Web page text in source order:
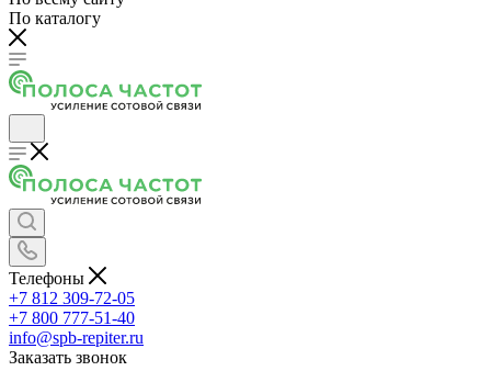
По каталогу
Телефоны
+7 812 309-72-05
+7 800 777-51-40
info@spb-repiter.ru
Заказать звонок